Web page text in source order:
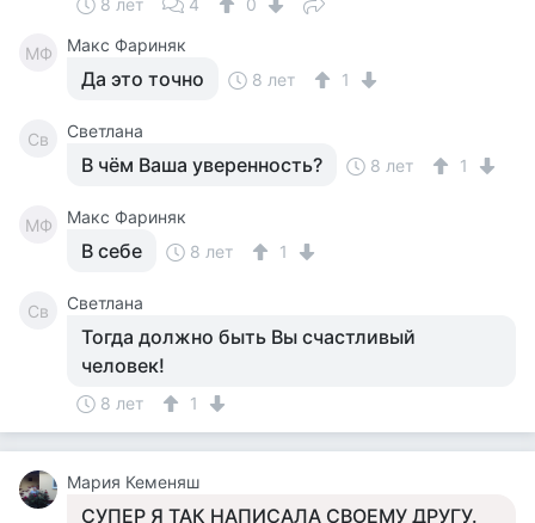
8 лет 4 0
МФ Макс Фариняк
Да это точно 8 лет 1
Св Светлана
В чём Ваша уверенность? 8 лет 1
МФ Макс Фариняк
В себе 8 лет 1
Св Светлана
Тогда должно быть Вы счастливый
человек!
8 лет 1
Мария Кеменяш
СУПЕР Я ТАК НАПИСАЛА СВОЕМУ ДРУГУ.